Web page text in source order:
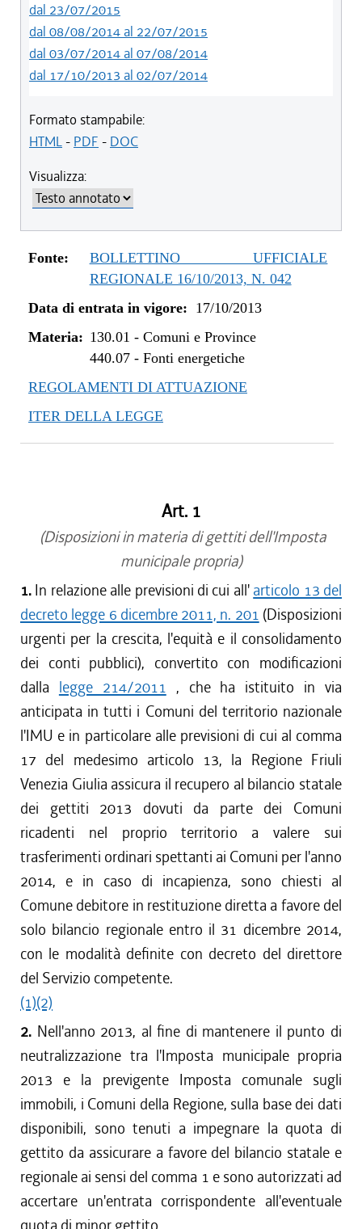
dal 23/07/2015
dal 08/08/2014 al 22/07/2015
dal 03/07/2014 al 07/08/2014
dal 17/10/2013 al 02/07/2014
Formato stampabile:
HTML- PDF - DOC
Visualizza:
Fonte:
BOLLETTINO UFFICIALE
REGIONALE 16/10/2013, N. 042
Data di entrata in vigore: 17/10/2013
Materia: 130.01 - Comuni e Province
440.07- Fonti energetiche
REGOLAMENTI DI ATTUAZIONE
ITER DELLA LEGGE
Art. 1
(Disposizioni in materia di gettiti dell'Imposta
municipale propria)
1. In relazione alle previsioni di cui all' articolo 13 del
decreto legge 6 dicembre 2011, n. 201 (Disposizioni
urgenti per la crescita, l'equità e il consolidamento
dei conti pubblici), convertito con modificazioni
dalla legge 214/2011 , che ha istituito in via
anticipata in tutti i Comuni del territorio nazionale
l'IMU e in particolare alle previsioni di cui al comma
17 del medesimo articolo 13, la Regione Friuli
Venezia Giulia assicura il recupero al bilancio statale
dei gettiti 2013 dovuti da parte dei Comuni
ricadenti nel proprio territorio a valere sui
trasferimenti ordinari spettanti ai Comuni per l'anno
2014, e in caso di incapienza, sono chiesti al
Comune debitore in restituzione diretta a favore del
solo bilancio regionale entro il 31 dicembre 2014,
con le modalità definite con decreto del direttore
del Servizio competente.
(1)(2)
2. Nell'anno 2013, al fine di mantenere il punto di
neutralizzazione tra l'Imposta municipale propria
2013 e la previgente Imposta comunale sugli
immobili, i Comuni della Regione, sulla base dei dati
disponibili, sono tenuti a impegnare la quota di
gettito da assicurare a favore del bilancio statale e
regionale ai sensi del comma 1 e sono autorizzati ad
accertare un'entrata corrispondente all'eventuale